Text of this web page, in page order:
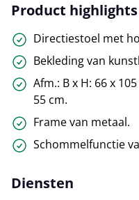
Product highlights
Directiestoel met
Bekleding van
Afm.: B x H: 66 x
55 cm.
Frame van metaal.
Schommelfunctie
Diensten